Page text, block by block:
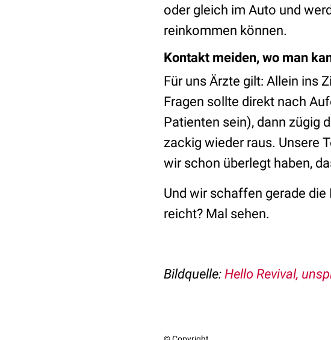
oder gleich im Auto und
reinkommen können.
Kontakt meiden, wo man
Für uns Ärzte gilt: Allein ins
Fragen sollte direkt nach
Patienten sein), dann zügig
zackig wieder raus. Unsere
wir schon überlegt haben,
Und wir schaffen gerade
reicht? Mal sehen.
Bildquelle: Hello Revival,